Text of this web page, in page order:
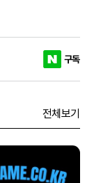
구독
전체보기